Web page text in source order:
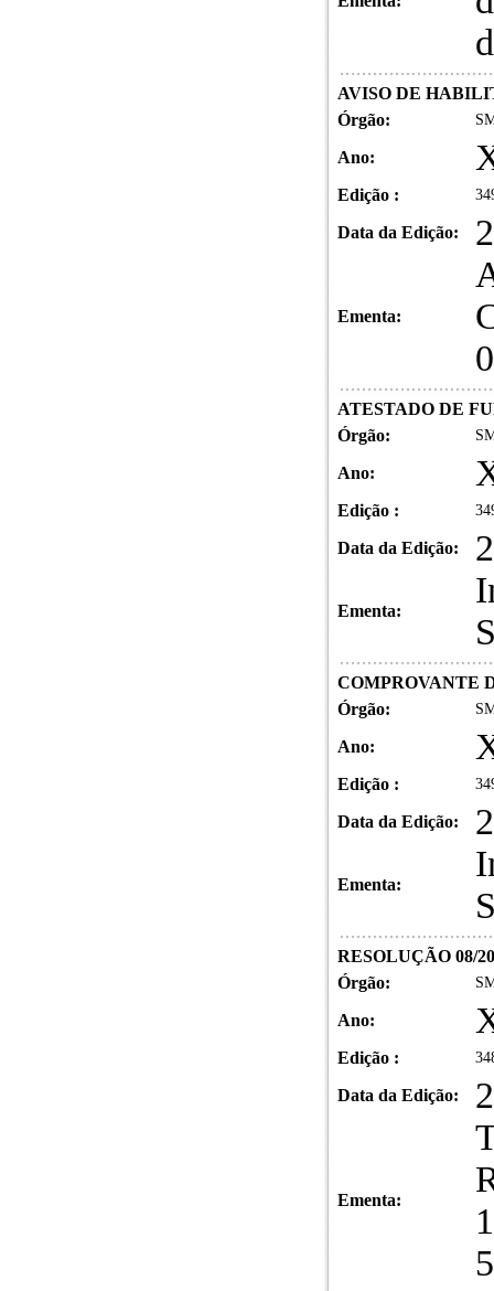
AVISO DE
Órgão:
Ano:
Edição :
Data da Edição:
Ementa:
ATESTADO DE
Órgão:
Ano:
Edição :
Data da Edição:
Ementa:
COMPROVANTE
Órgão:
Ano:
Edição :
Data da Edição:
Ementa:
RESOLUÇÃO 08/
Órgão:
Ano:
Edição :
Data da Edição:
Ementa: